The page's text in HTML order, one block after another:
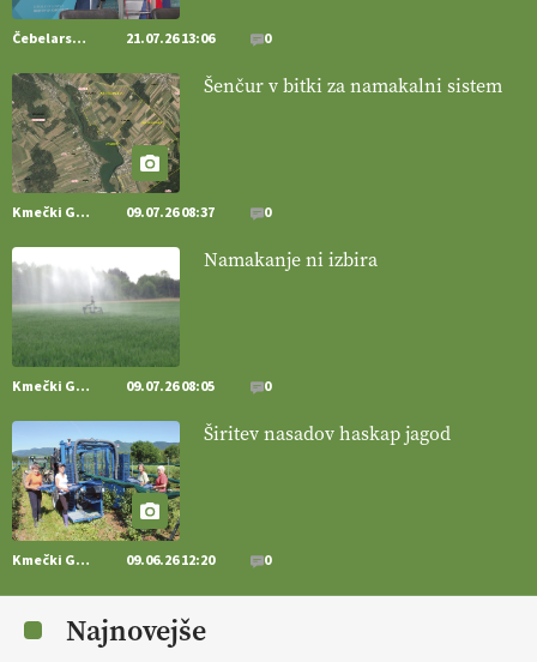
https://t.co/iQ8HkdQnsD
[EKOloško = LOGIČNO
pridelava z mislijo na naravo.
@EUAgri #IMCAP #CAP https://t.co/Bf31lnQSIb
[EKOloško = LOGIČNO
Poleti pridelek rešujejo zdrava tla in
VEČ
https://t.co/qmMX2yevum @EUAgri #IMCAP #CAP
https://t.co/dDwsipE645
[EKOloško = LOGIČNO ] Mulčer
– naravna pot do zdravih tal
. VEČ
https://t.co/J7RkeaYpYu @EUAgri #IMCAP #CAP
https://t.co/RVG0FzcQN6
varnost,
okolje in kakovost življenja. VEČ
https://t.co/K0USFPJ5fJ @EUAgri #IMCAP #CAP
https://t.co/vcHhoOixHy
Čebelarstvo 21.07.26 13:06 0
Šenčur v bitki za namakalni sistem
Kmečki Glas 09.07.26 08:37 0
Namakanje ni izbira
Kmečki Glas 09.07.26 08:05 0
Širitev nasadov haskap jagod
Kmečki Glas 09.06.26 12:20 0
Najnovejše